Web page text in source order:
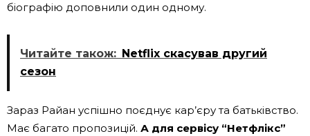
біографію доповнили один одному.
Читайте також: Netflix скасував другий
сезон
Зараз Райан успішно поєднує кар’єру та батьківство.
Має багато пропозицій. А для сервісу “Нетфлікс”